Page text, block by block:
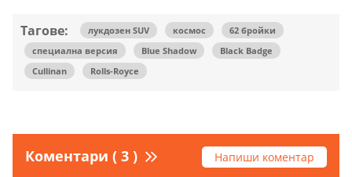
Тагове: лукдозен SUV космос
62 бройки
специална версия
Blue Shadow
Black Badge
Cullinan
Rolls-Royce
Коментари ( 3 ) Напиши коментар